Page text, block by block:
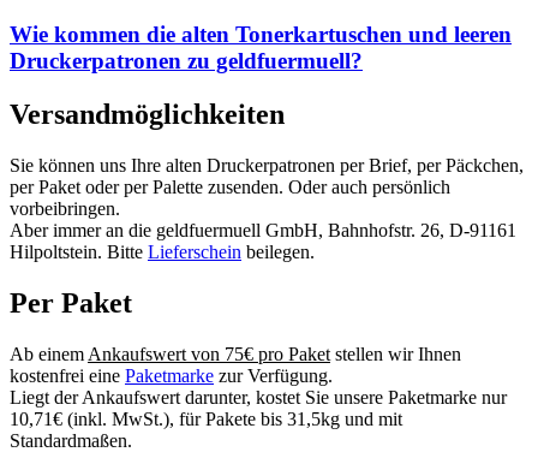
Wie kommen die alten Tonerkartuschen und leeren
Druckerpatronen zu geldfuermuell?
Versandmöglichkeiten
Sie können uns Ihre alten Druckerpatronen per Brief, per Päckchen,
per Paket oder per Palette zusenden. Oder auch persönlich
vorbeibringen.
Aber immer an die geldfuermuell GmbH, Bahnhofstr. 26, D-91161
Hilpoltstein. Bitte Lieferschein beilegen.
Per Paket
Ab einem Ankaufswert von 75€ pro Paket stellen wir Ihnen
kostenfrei eine Paketmarke zur Verfügung.
Liegt der Ankaufswert darunter, kostet Sie unsere Paketmarke nur
10,71€ (inkl. MwSt.), für Pakete bis 31,5kg und mit
Standardmaßen.